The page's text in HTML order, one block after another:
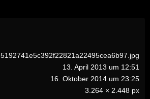
5192741e5c392f22821a22495cea6b97.jpg
13. April 2013 um 12:51
16. Oktober 2014 um 23:25
3.264 × 2.448 px